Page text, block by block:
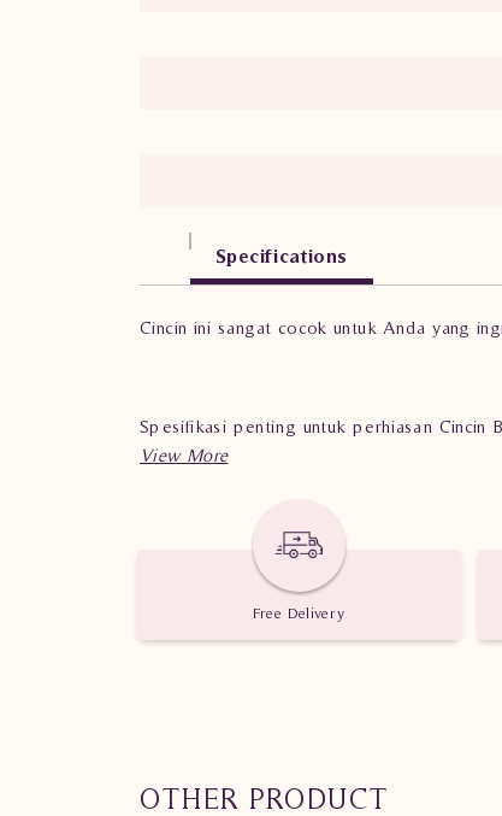
Specifications
Cincin ini sangat cocok untuk Anda yang
Spesifikasi penting untuk perhiasan Cincin
Nilai karat: 1.010 karat
Free Delivery
OTHER PRODUCT